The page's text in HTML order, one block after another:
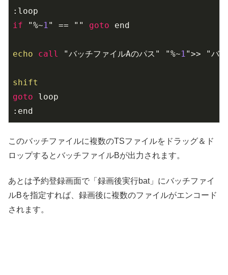
if "%~1 " == "" goto end
echo call "バッチファイルAのパス" "%~1 ">> "バッ
shift
goto loop
:end
このバッチファイルに複数のTSファイルをドラッグ＆ド
ロップするとバッチファイルBが出力されます。
あとは予約登録画面で「録画後実行bat」にバッチファイ
ルBを指定すれば、録画後に複数のファイルがエンコード
されます。